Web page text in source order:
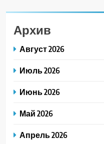
Архив
Август 2026
Июль 2026
Июнь 2026
Май 2026
Апрель 2026